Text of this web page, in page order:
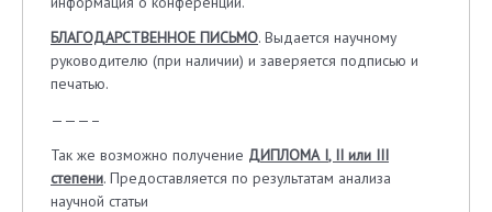
БЛАГОДАРСТВЕННОЕ ПИСЬМО. Выдается научному
руководителю (при наличии) и заверяется подписью и
печатью.
———–
Так же возможно получение ДИПЛОМА I, II или III
степени. Предоставляется по результатам анализа
научной статьи